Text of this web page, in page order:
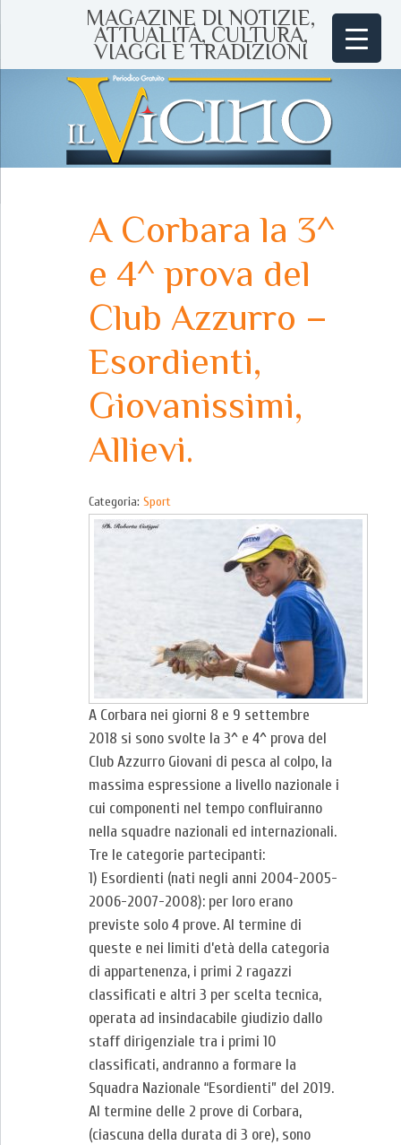
MAGAZINE DI NOTIZIE,
ATTUALITÀ, CULTURA,
VIAGGI E TRADIZIONI
A Corbara la 3^
e 4^ prova del
Club Azzurro –
Esordienti,
Giovanissimi,
Allievi.
Categoria: Sport
A Corbara nei giorni 8 e 9 settembre
2018 si sono svolte la 3^ e 4^ prova del
Club Azzurro Giovani di pesca al colpo, la
massima espressione a livello nazionale i
cui componenti nel tempo confluiranno
nella squadre nazionali ed internazionali.
Tre le categorie partecipanti:
1) Esordienti (nati negli anni 2004-2005-
2006-2007-2008): per loro erano
previste solo 4 prove. Al termine di
queste e nei limiti d’età della categoria
di appartenenza, i primi 2 ragazzi
classificati e altri 3 per scelta tecnica,
operata ad insindacabile giudizio dallo
staff dirigenziale tra i primi 10
classificati, andranno a formare la
Squadra Nazionale “Esordienti” del 2019.
Al termine delle 2 prove di Corbara,
(ciascuna della durata di 3 ore), sono